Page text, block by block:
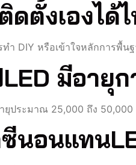
ดตั้งเองได้
DIY หรือเข้าใจหลักการพื้น
มีอายุ
ยุประมาณ 25,000 ถึง
นอนแทน